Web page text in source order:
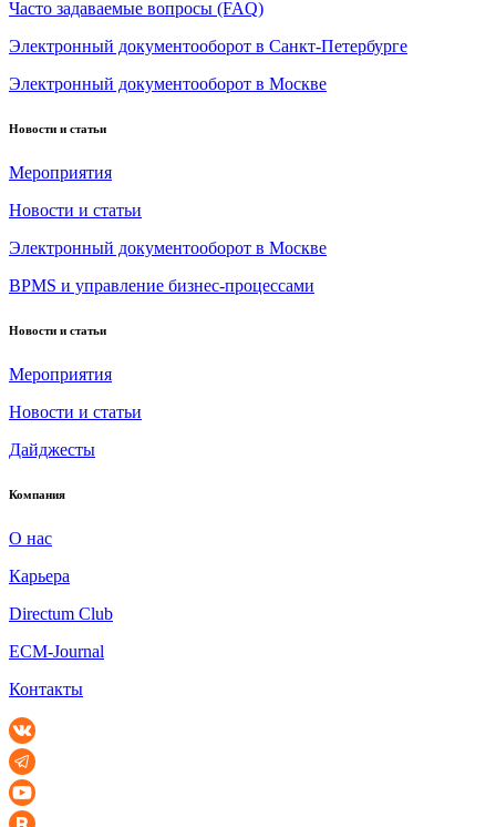
Часто задаваемые вопросы (FAQ)
Электронный документооборот в Санкт-Петербурге
Электронный документооборот в Москве
Новости и статьи
Мероприятия
Новости и статьи
Электронный документооборот в Москве
BPMS и управление бизнес-процессами
Новости и статьи
Мероприятия
Новости и статьи
Дайджесты
Компания
О нас
Карьера
Directum Club
ECM-Journal
Контакты